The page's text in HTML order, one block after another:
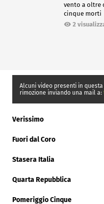
vento a oltre
cinque morti
2
Alcuni video presenti in
rimozione inviando una mail a:
Verissimo
Fuori dal Coro
Stasera Italia
Quarta Repubblica
Pomeriggio Cinque